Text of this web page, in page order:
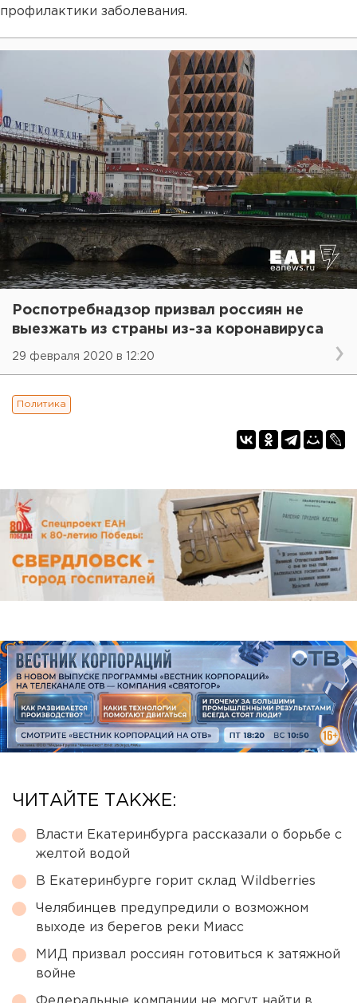
профилактики заболевания.
Роспотребнадзор призвал россиян не
выезжать из страны из-за коронавируса
29 февраля 2020 в 12:20
Политика
ЧИТАЙТЕ ТАКЖЕ:
Власти Екатеринбурга рассказали о борьбе с
желтой водой
В Екатеринбурге горит склад Wildberries
Челябинцев предупредили о возможном
выходе из берегов реки Миасс
МИД призвал россиян готовиться к затяжной
войне